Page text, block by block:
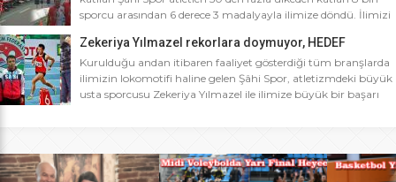
sporcu arasından 6 derece 3 madalyayla ilimize döndü. İlimizi
spor, başarılarına bir yensini ekledi. İstanbul’da yapılan ve
50’yi aşkın ülkeden 8 bin sporcunun katıldığı Vodafone 13.
İstanbul Yarı Maratonuna katılan […]
Zekeriya Yılmazel rekorlara doymuyor, HEDEF
OLİMPİYAT ŞAMPİYONLUĞU
Kurulduğu andan itibaren faaliyet gösterdiği tüm branşlarda
ilimizin lokomotifi haline gelen Şâhi Spor, atletizmdeki büyük
usta sporcusu Zekeriya Yılmazel ile ilimize büyük bir başarı
başarılarına yenilerini ekledi. İstanbul Ataköy’de 11-12 Mart
2017 tarihlerinde düzenlenen Masterlar […]